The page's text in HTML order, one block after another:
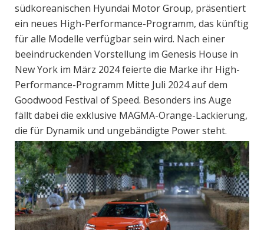
südkoreanischen Hyundai Motor Group, präsentiert
ein neues High-Performance-Programm, das künftig
für alle Modelle verfügbar sein wird. Nach einer
beeindruckenden Vorstellung im Genesis House in
New York im März 2024 feierte die Marke ihr High-
Performance-Programm Mitte Juli 2024 auf dem
Goodwood Festival of Speed. Besonders ins Auge
fällt dabei die exklusive MAGMA-Orange-Lackierung,
die für Dynamik und ungebändigte Power steht.